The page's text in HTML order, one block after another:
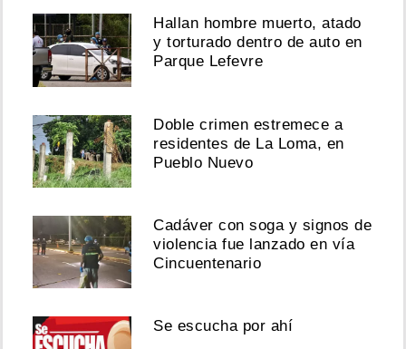
Hallan hombre muerto, atado
y torturado dentro de auto en
Parque Lefevre
Doble crimen estremece a
residentes de La Loma, en
Pueblo Nuevo
Cadáver con soga y signos de
violencia fue lanzado en vía
Cincuentenario
Se escucha por ahí